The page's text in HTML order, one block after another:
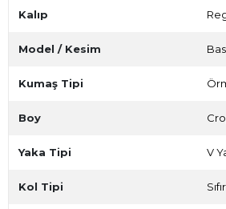
Kalıp
Model / Kesim
Kumaş Tipi
Boy
Yaka Tipi V
Kol Tipi